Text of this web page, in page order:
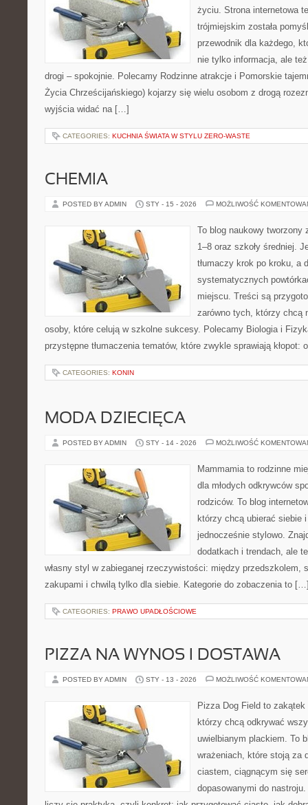
życiu. Strona internetowa
trójmiejskim została
przewodnik dla każdego,
nie tylko informacja, ale
drogi – spokojnie. Polecamy Rodzinne atrakcje i Pomorskie
Życia Chrześcijańskiego) kojarzy się wielu osobom z drogą
wyjścia widać na […]
CATEGORIES: KUCHNIA ŚWIATA W STYLU ZERO-WASTE
CHEMIA
POSTED BY ADMIN STY - 15 - 2026 MOŻLIWOŚĆ
To blog naukowy
1–8 oraz szkoły średniej.
tłumaczy krok po kroku, a
systematycznych
miejscu. Treści są
zarówno tych, którzy chcą
osoby, które celują w szkolne sukcesy. Polecamy Biologia i
przystępne tłumaczenia tematów, które zwykle sprawiają
CATEGORIES: KONIN
MODA DZIECIĘCA
POSTED BY ADMIN STY - 14 - 2026 MOŻLIWOŚĆ
Mammamia to rodzinne
dla młodych odkrywców
rodziców. To blog
którzy chcą ubierać siebie
jednocześnie stylowo.
dodatkach i trendach, ale
własny styl w zabieganej rzeczywistości: między przedszkolem,
zakupami i chwilą tylko dla siebie. Kategorie do zobaczenia to
CATEGORIES: PRAWO UPADŁOŚCIOWE
PIZZA NA WYNOS I DOSTAWA
POSTED BY ADMIN STY - 13 - 2026 MOŻLIWOŚĆ
Pizza Dog Field to
którzy chcą odkrywać
uwielbianym plackiem. To
wrażeniach, które stoją za
ciastem, ciągnącym się
dopasowanymi do